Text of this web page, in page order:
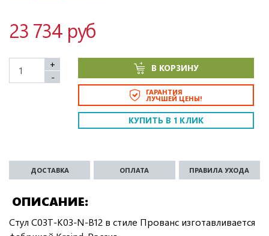
23 734 руб
+
-
В КОРЗИНУ
ГАРАНТИЯ
ЛУЧШЕЙ ЦЕНЫ!
КУПИТЬ В 1 КЛИК
ОПИСАНИЕ
ДОСТАВКА ОПЛАТА ПРАВИЛА УХОДА
Стул C03T-K03-N-B12 в стиле Прованс изготавливается